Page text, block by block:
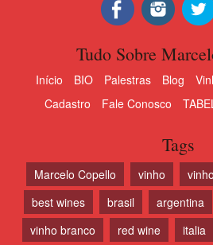
Tudo Sobre
Início BIO Palestras Blog
Cadastro
Fale Conosco
Tags
Marcelo Copello vinho
best wines
brasil argentina
vinho branco
red wine italia